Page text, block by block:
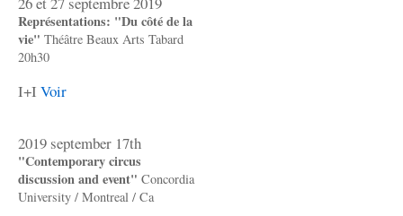
Représentations: "Du côté de la
vie" Théâtre Beaux Arts Tabard
20h30
I+I Voir
2019 september 17th
"Contemporary circus
discussion and event" Concordia
University / Montreal / Ca